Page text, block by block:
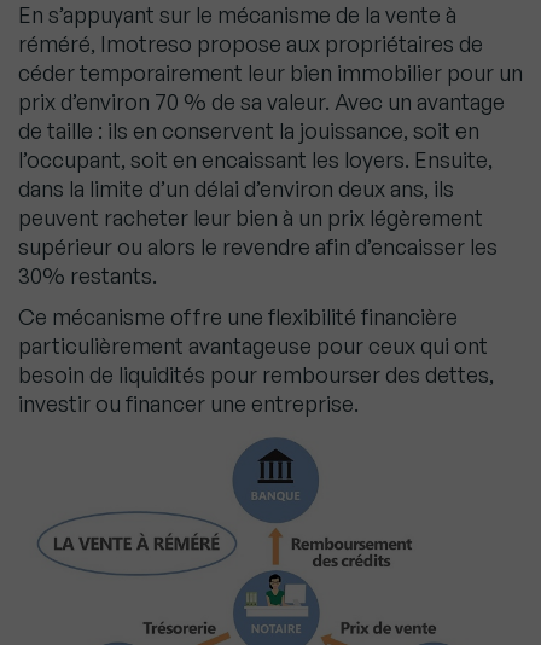
En s’appuyant sur le mécanisme de la vente à
réméré, Imotreso propose aux propriétaires de
céder temporairement leur bien immobilier pour un
prix d’environ 70 % de sa valeur. Avec un avantage
de taille : ils en conservent la jouissance, soit en
l’occupant, soit en encaissant les loyers. Ensuite,
dans la limite d’un délai d’environ deux ans, ils
peuvent racheter leur bien à un prix légèrement
supérieur ou alors le revendre afin d’encaisser les
30% restants.
Ce mécanisme offre une flexibilité financière
particulièrement avantageuse pour ceux qui ont
besoin de liquidités pour rembourser des dettes,
investir ou financer une entreprise.